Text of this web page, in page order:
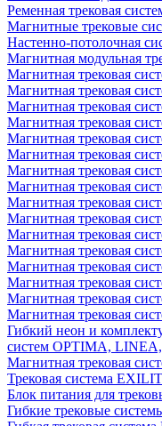
Ременная трековая
Магнитные трековые
Настенно-потолочная
Магнитная модульная
Магнитная трековая
Магнитная трековая
Магнитная трековая
Магнитная трековая
Магнитная трековая
Магнитная трековая
Магнитная трековая
Магнитная трековая
Магнитная трековая
Магнитная трековая
Магнитная трековая
Магнитная трековая
Магнитная трековая
Магнитная трековая
Магнитная трековая
Магнитная трековая
Гибкий неон и
систем OPTIMA,
Магнитная трековая
Трековая система
Блок питания для
Гибкие трековые